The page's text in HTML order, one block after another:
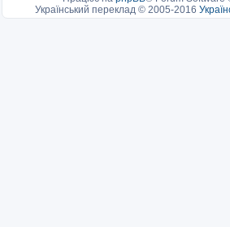
Український переклад © 2005-2016